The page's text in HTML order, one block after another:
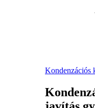
Kondenzációs